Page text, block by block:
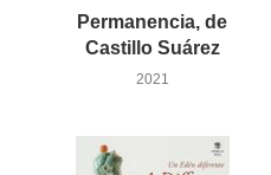
Permanencia, de
Castillo Suárez
2021